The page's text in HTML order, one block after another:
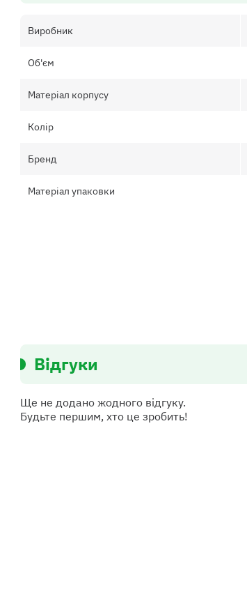
Виробник
Об'єм
Матеріал корпусу
Колір
Бренд
Матеріал упаковки
Відгуки
Ще не додано жодного відгуку.
Будьте першим, хто це зробить!